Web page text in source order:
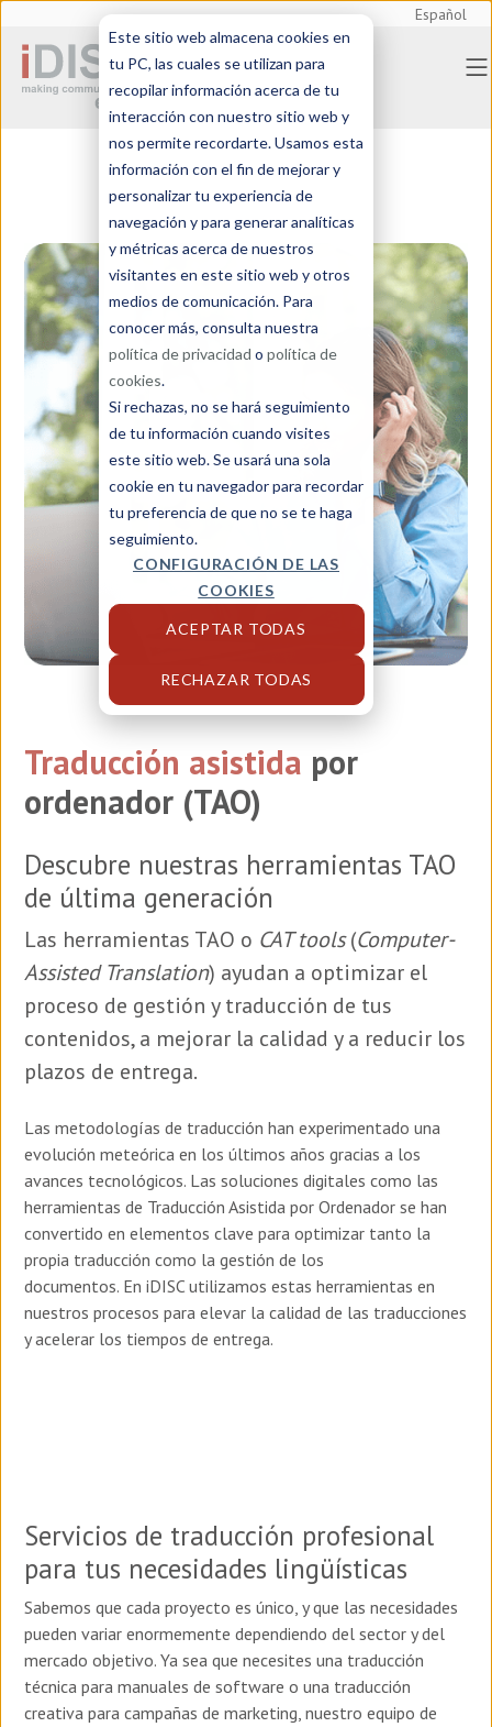
Este sitio web almacena cookies en
tu PC, las cuales se utilizan para
recopilar información acerca de tu
interacción con nuestro sitio web y
nos permite recordarte. Usamos esta
información con el fin de mejorar y
personalizar tu experiencia de
navegación y para generar analíticas
y métricas acerca de nuestros
visitantes en este sitio web y otros
medios de comunicación. Para
conocer más, consulta nuestra
política de privacidad o política de
cookies.
Si rechazas, no se hará seguimiento
de tu información cuando visites
este sitio web. Se usará una sola
cookie en tu navegador para recordar
tu preferencia de que no se te haga
seguimiento.
CONFIGURACIÓN DE LAS
COOKIES
ACEPTAR TODAS
RECHAZAR TODAS
Español
Traducción asistida por
ordenador (TAO)
Descubre nuestras herramientas TAO
de última generación
Las herramientas TAO o CAT tools(Computer-
Assisted Translation) ayudan a optimizar el
proceso de gestión y traducción de tus
contenidos, a mejorar la calidad y a reducir los
plazos de entrega.
Las metodologías de traducción han experimentado una
evolución meteórica en los últimos años gracias a los
avances tecnológicos. Las soluciones digitales como las
herramientas de Traducción Asistida por Ordenador se han
convertido en elementos clave para optimizar tanto la
propia traducción como la gestión de los
documentos. En iDISC utilizamos estas herramientas en
nuestros procesos para elevar la calidad de las traducciones
y acelerar los tiempos de entrega.
Servicios de traducción profesional
para tus necesidades lingüísticas
Sabemos que cada proyecto es único, y que las necesidades
pueden variar enormemente dependiendo del sector y del
mercado objetivo. Ya sea que necesites una traducción
técnica para manuales de software o una traducción
creativa para campañas de marketing, nuestro equipo de